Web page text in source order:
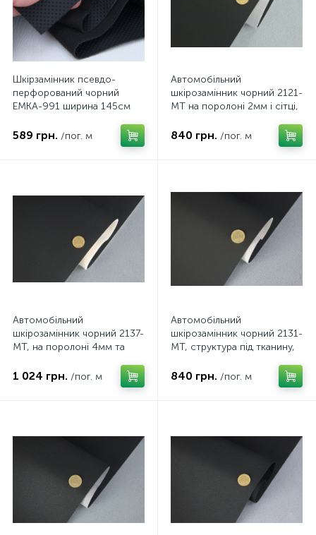
Шкірзамінник псевдо-
перфорований чорний
EMKA-991 ширина 145см
589 грн. /пог. м
Автомобільний
шкірозамінник чорний 2121-
MT на поролоні 2мм і сітці,
840 грн. /пог. м
Автомобільний
шкірозамінник чорний 2137-
MT, на поролоні 4мм та
1 024 грн. /пог. м
Автомобільний
шкірозамінник чорний 2131-
MT, структура під тканину,
ширина 150см
840 грн. /пог. м